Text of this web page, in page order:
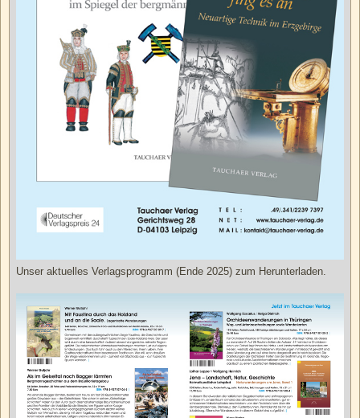
Unser aktuelles Verlagsprogramm (Ende 2025) zum Herunterladen.